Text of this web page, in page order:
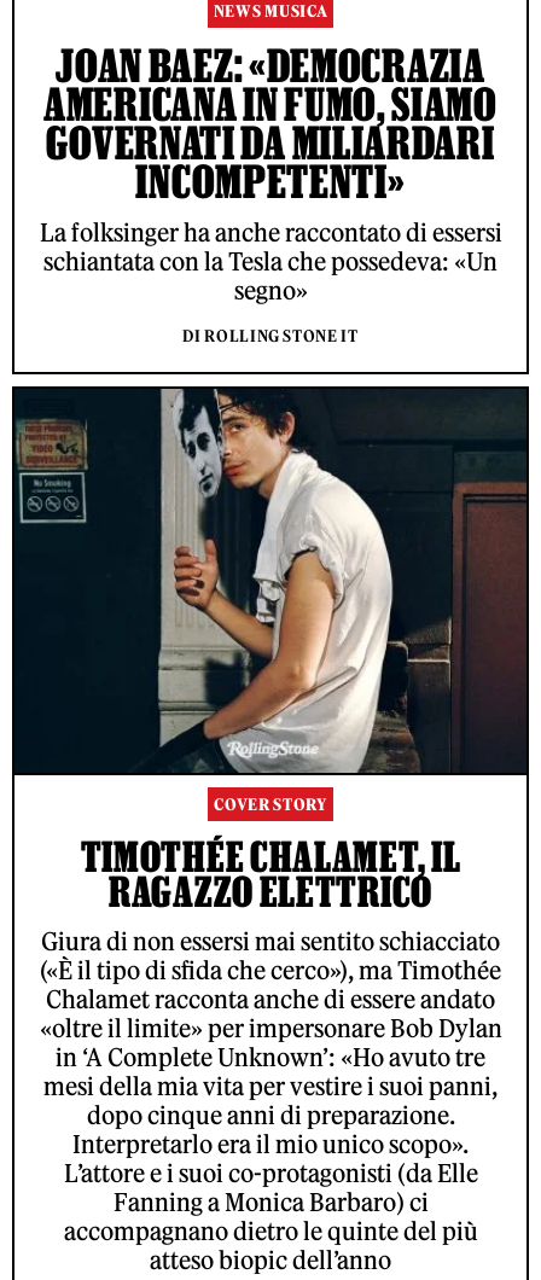
NEWS MUSICA
JOAN BAEZ: «DEMOCRAZIA
AMERICANA IN FUMO, SIAMO
GOVERNATI DA MILIARDARI
INCOMPETENTI»
La folksinger ha anche raccontato di essersi
schiantata con la Tesla che possedeva: «Un
segno»
DI ROLLING STONE IT
COVER STORY
TIMOTHÉE CHALAMET, IL
RAGAZZO ELETTRICO
Giura di non essersi mai sentito schiacciato
(«È il tipo di sfida che cerco»), ma Timothée
Chalamet racconta anche di essere andato
«oltre il limite» per impersonare Bob Dylan
in ‘A Complete Unknown’: «Ho avuto tre
mesi della mia vita per vestire i suoi panni,
dopo cinque anni di preparazione.
Interpretarlo era il mio unico scopo».
L’attore e i suoi co-protagonisti (da Elle
Fanning a Monica Barbaro) ci
accompagnano dietro le quinte del più
atteso biopic dell’anno